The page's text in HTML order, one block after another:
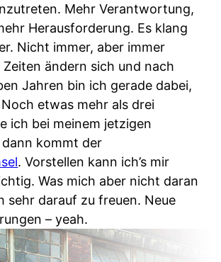
Mehr Verantwortung,
Herausforderung. Es klang
Nicht immer, aber immer
ändern sich und nach
Jahren bin ich gerade dabei,
Noch etwas mehr als drei
ich bei meinem jetzigen
kommt der
. Vorstellen kann ich’s mir
Was mich aber nicht daran
sehr darauf zu freuen. Neue
– yeah.